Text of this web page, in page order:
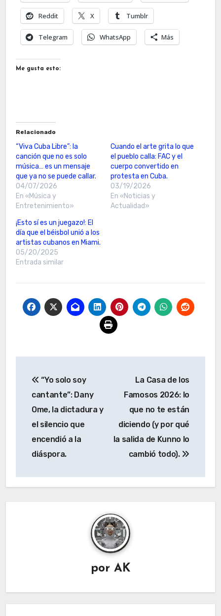
Reddit X Tumblr
Telegram WhatsApp Más
Me gusta esto:
Relacionado
“Viva Cuba Libre”: la
canción que no es solo
música… es un mensaje
que ya no se puede callar.
04/07/2026
En «Música y
Entretenimiento»
Cuando el arte grita lo que
el pueblo calla: FAC y el
cuerpo convertido en
protesta en Cuba.
03/19/2026
En «Noticias y
Actualidad»
¡Esto sí es un juegazo!: El
día que el béisbol unió a los
artistas cubanos en Miami.
05/20/2025
Entrada similar
de
entradas
“Yo solo soy
cantante”: Dany
Ome, la dictadura y
el silencio que
encendió a la
diáspora.
La Casa de los
Famosos 2026: lo
que no te están
diciendo (y por qué
la salida de Kunno lo
cambió todo).
por AK